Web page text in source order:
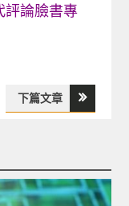
評論臉書專
下篇文章